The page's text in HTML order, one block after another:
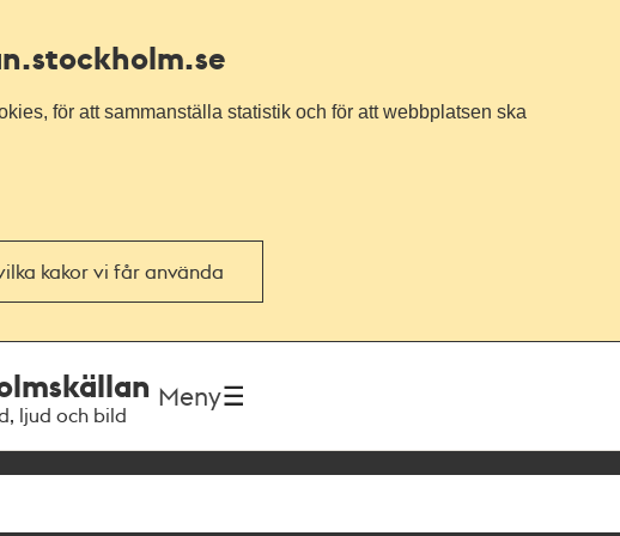
.stockholm.se
för att sammanställa statistik och för att webbplatsen ska
kakor vi får använda
ljud och bild
Meny